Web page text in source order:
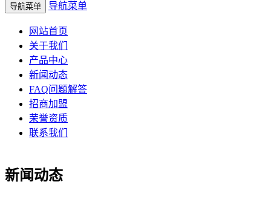
导航菜单 导航菜单
网站首页
关于我们
产品中心
新闻动态
FAQ问题解答
招商加盟
荣誉资质
联系我们
新闻动态